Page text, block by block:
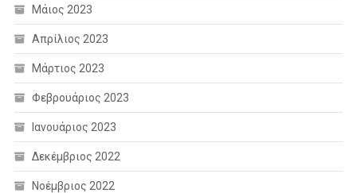
Μάιος 2023
Απρίλιος 2023
Μάρτιος 2023
Φεβρουάριος 2023
Ιανουάριος 2023
Δεκέμβριος 2022
Νοέμβριος 2022